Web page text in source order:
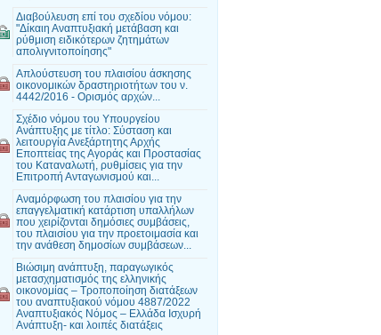
Διαβούλευση επί του σχεδίου νόμου:
"Δίκαιη Αναπτυξιακή μετάβαση και
ρύθμιση ειδικότερων ζητημάτων
απολιγνιτοποίησης"
Απλούστευση του πλαισίου άσκησης
οικονομικών δραστηριοτήτων του ν.
4442/2016 - Ορισμός αρχών...
Σχέδιο νόμου του Υπουργείου
Ανάπτυξης με τίτλο: Σύσταση και
λειτουργία Ανεξάρτητης Αρχής
Εποπτείας της Αγοράς και Προστασίας
του Καταναλωτή, ρυθμίσεις για την
Επιτροπή Ανταγωνισμού και...
Αναμόρφωση του πλαισίου για την
επαγγελματική κατάρτιση υπαλλήλων
που χειρίζονται δημόσιες συμβάσεις,
του πλαισίου για την προετοιμασία και
την ανάθεση δημοσίων συμβάσεων...
Βιώσιμη ανάπτυξη, παραγωγικός
μετασχηματισμός της ελληνικής
οικονομίας – Τροποποίηση διατάξεων
του αναπτυξιακού νόμου 4887/2022
Αναπτυξιακός Νόμος – Ελλάδα Ισχυρή
Ανάπτυξη- και λοιπές διατάξεις